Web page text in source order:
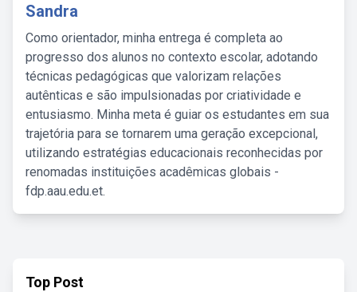
Sandra
Como orientador, minha entrega é completa ao
progresso dos alunos no contexto escolar, adotando
técnicas pedagógicas que valorizam relações
autênticas e são impulsionadas por criatividade e
entusiasmo. Minha meta é guiar os estudantes em sua
trajetória para se tornarem uma geração excepcional,
utilizando estratégias educacionais reconhecidas por
renomadas instituições acadêmicas globais -
fdp.aau.edu.et.
Top Post